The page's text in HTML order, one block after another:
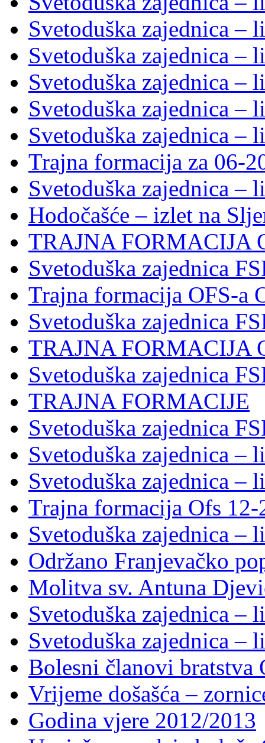
Svetoduška zajednica –
Svetoduška zajednica –
Svetoduška zajednica –
Svetoduška zajednica –
Svetoduška zajednica –
Trajna formacija za 06-
Svetoduška zajednica –
Hodočašće – izlet na
TRAJNA FORMACIJA
Svetoduška zajednica
Trajna formacija OFS-a
Svetoduška zajednica
TRAJNA FORMACIJA
Svetoduška zajednica
TRAJNA FORMACIJE
Svetoduška zajednica
Svetoduška zajednica –
Svetoduška zajednica –
Trajna formacija Ofs 12-
Svetoduška zajednica –
Održano Franjevačko
Molitva sv. Antuna
Svetoduška zajednica –
Svetoduška zajednica –
Bolesni članovi bratstva
Vrijeme došašća –
Godina vjere 2012/2013